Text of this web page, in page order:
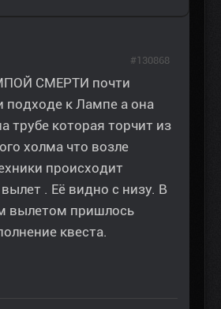
СМЕРТИ почти
подходе к Лампе а она
трубе которая торчит из
холма что возле
происходит
. Её видно с низу. В
вылетом пришлось
квеста.
#130868